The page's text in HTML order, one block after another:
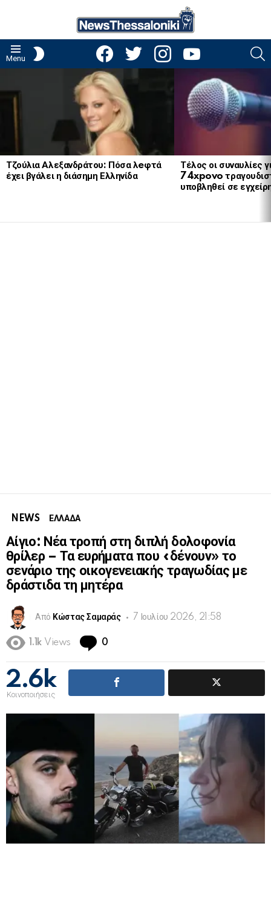
Menu
facebooktwitter instagramyoutube
Τζούλια Αλεξανδράτου: Πόσα λeφτά
έχει βγάλει η διάσημη Ελληνίδα
Τέλος οι συναυλίες
74xpovo
υποβληθεί σε
NEWS ΕΛΛΑΔΑ
Αίγιο: Νέα τροπή στη διπλή δολοφονία
θρίλερ – Τα ευρήματα που «δένουν» το
σενάριο της οικογενειακής τραγωδίας με
δράστιδα τη μητέρα
Από Κώστας Σαμαράς 7 Ιουλίου 2026, 21:58
1.1k Views 0
2.6k
Κοινοποιήσεις